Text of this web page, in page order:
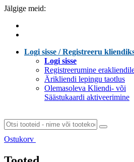
Jälgige meid:
Logi sisse / Registreeru
Logi sisse
Registreerumine
Ärikliendi lepingu taotlus
Olemasoleva Kliendi- või
Säästukaardi aktiveerimine
Ostukorv